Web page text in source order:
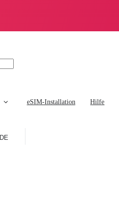
eSIM-Installation Hilfe
DE